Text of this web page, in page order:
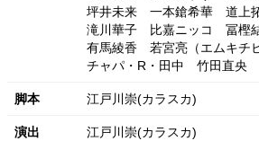
坪井未来
一本鎗希華 道上
滝川華子
比嘉ニッコ 冨樫
有馬綾香
若宮亮（エムキチ
チャパ・R・田中
竹田直央
脚本 江戸川崇(カラスカ)
演出 江戸川崇(カラスカ)